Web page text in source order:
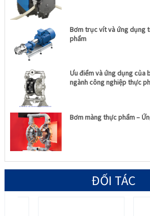
Bơm trục vít và ứng dụng
phẩm
Ưu điểm và ứng dụng của
ngành công nghiệp thực
Bơm màng thực phẩm –
ĐỐI TÁC